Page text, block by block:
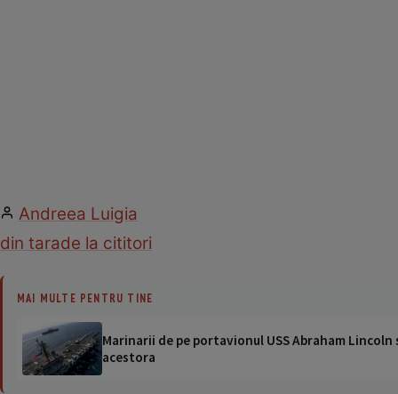
Andreea Luigia
din tarade la cititori
MAI MULTE PENTRU TINE
Marinarii de pe portavionul USS Abraham
acestora